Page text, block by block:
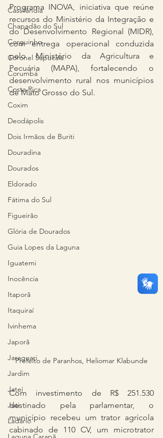
Cassilândia
Chapadão do Sul
Corguinho
Coronel Sapucaia
Corumbá
Costa Rica
Coxim
Deodápolis
Dois Irmãos de Buriti
Douradina
Dourados
Eldorado
Fátima do Sul
Figueirão
Glória de Dourados
Guia Lopes da Laguna
Iguatemi
Inocência
Itaporã
Itaquiraí
Ivinhema
Japorã
Jaraguari
Jardim
Jateí
Juti
Ladário
Programa INOVA, iniciativa que reúne
recursos do Ministério da Integração e
do Desenvolvimento Regional (MIDR),
com entrega operacional conduzida
pelo Ministério da Agricultura e
Pecuária (MAPA), fortalecendo o
desenvolvimento rural nos municípios
de Mato Grosso do Sul.
Prefeito de Paranhos, Heliomar Klabunde
Com investimento de R$ 251.530
destinado pela parlamentar, o
município recebeu um trator agrícola
cabinado de 110 CV, um microtrator